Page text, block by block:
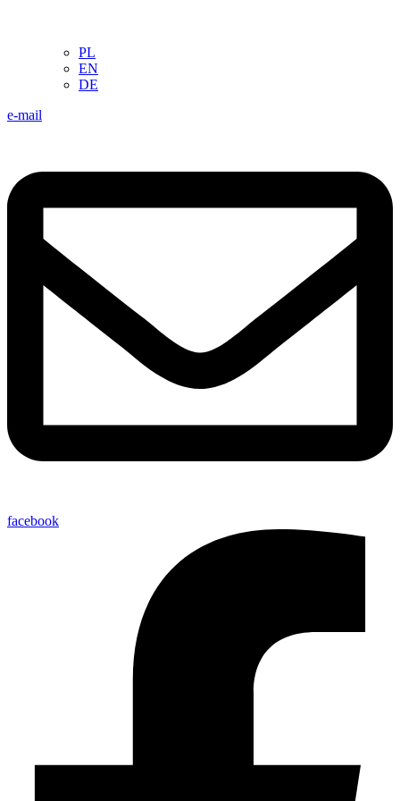
PL
EN
DE
e-mail
facebook